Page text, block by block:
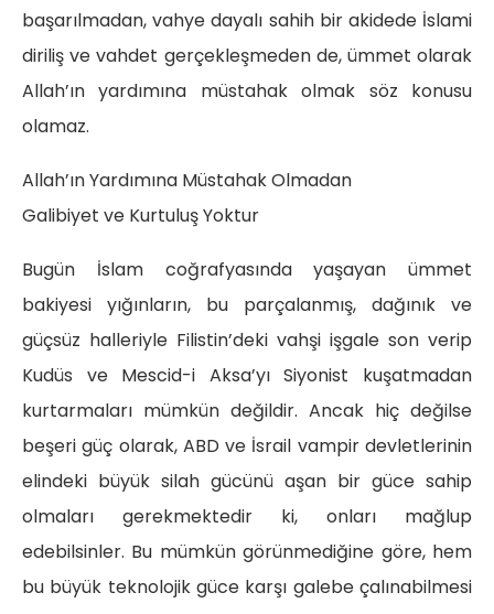
başarılmadan, vahye dayalı sahih bir akidede İslami
diriliş ve vahdet gerçekleşmeden de, ümmet olarak
Allah’ın yardımına müstahak olmak söz konusu
olamaz.
Allah’ın Yardımına Müstahak Olmadan
Galibiyet ve Kurtuluş Yoktur
Bugün İslam coğrafyasında yaşayan ümmet
bakiyesi yığınların, bu parçalanmış, dağınık ve
güçsüz halleriyle Filistin’deki vahşi işgale son verip
Kudüs ve Mescid-i Aksa’yı Siyonist kuşatmadan
kurtarmaları mümkün değildir. Ancak hiç değilse
beşeri güç olarak, ABD ve İsrail vampir devletlerinin
elindeki büyük silah gücünü aşan bir güce sahip
olmaları gerekmektedir ki, onları mağlup
edebilsinler. Bu mümkün görünmediğine göre, hem
bu büyük teknolojik güce karşı galebe çalınabilmesi